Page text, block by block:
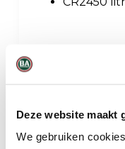
Deze website maakt
We gebruiken